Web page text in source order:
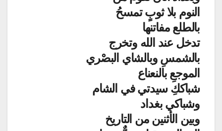
النوم بلا ثوبٍ تمسحُ
بالطلع مفاتنها
تدخل عند الله وتخرج
بالشمسِ وبالشاي البصْري
الموجعِ بالنعناع
شباككِ سيدتي في الشام
وشباكي بغداد
وبين الأثنين من التاريخ